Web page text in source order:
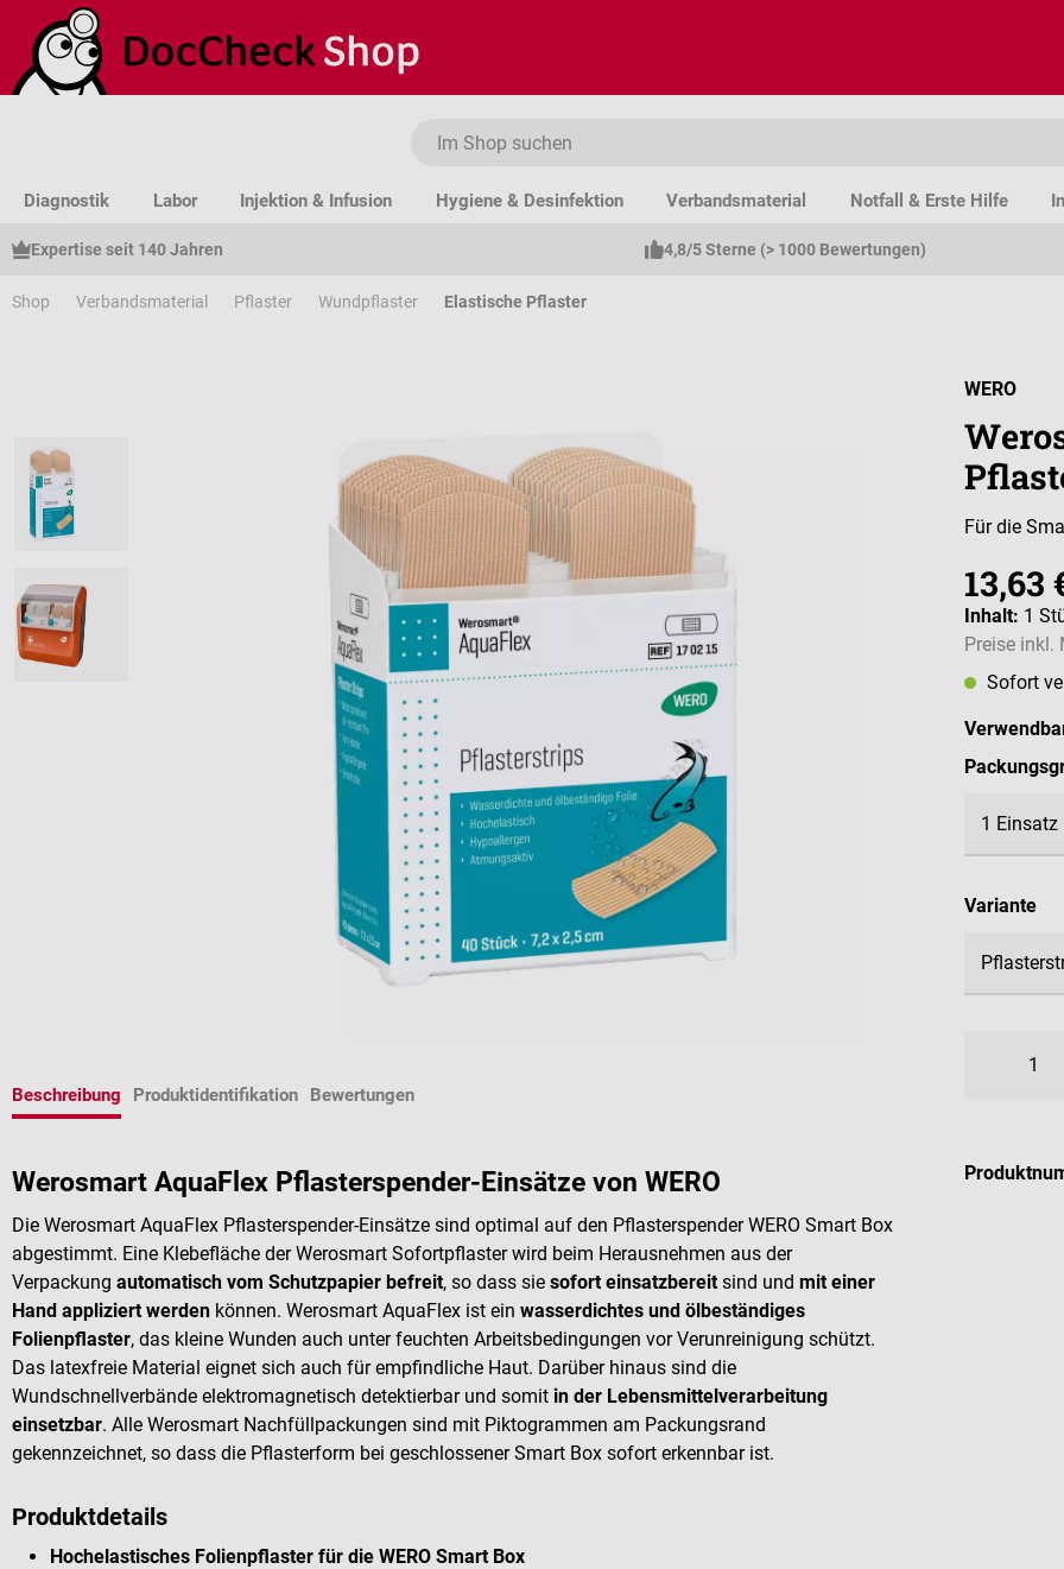
Hauptinhalt springen
Zur Suche springen
Zur Hauptnavigation springen
Diagnostik Labor Injektion & Infusion Hygiene & Desinfektion Verbandsmaterial Notfall & Erste Hilfe
Expertise seit 140 Jahren 4,8/5 Sterne (> 1000 Bewertungen)
Shop Verbandsmaterial Pflaster Wundpflaster Elastische Pflaster
WERO
Für die
13,63
Inhalt: 1
Preise inkl.
Sofort
Variante
Beschreibung Produktidentifikation Bewertungen
Werosmart AquaFlex Pflasterspender-Einsätze von WERO
Die Werosmart AquaFlex Pflasterspender-Einsätze sind optimal auf den Pflasterspender WERO Smart Box
abgestimmt. Eine Klebefläche der Werosmart Sofortpflaster wird beim Herausnehmen aus der
Verpackung automatisch vom Schutzpapier befreit, so dass sie sofort einsatzbereit sind und mit einer
Hand appliziert werden können. Werosmart AquaFlex ist ein wasserdichtes und ölbeständiges
Folienpflaster, das kleine Wunden auch unter feuchten Arbeitsbedingungen vor Verunreinigung schützt.
Das latexfreie Material eignet sich auch für empfindliche Haut. Darüber hinaus sind die
Wundschnellverbände elektromagnetisch detektierbar und somit in der Lebensmittelverarbeitung
einsetzbar. Alle Werosmart Nachfüllpackungen sind mit Piktogrammen am Packungsrand
gekennzeichnet, so dass die Pflasterform bei geschlossener Smart Box sofort erkennbar ist.
Produktdetails
Hochelastisches Folienpflaster für die WERO Smart Box